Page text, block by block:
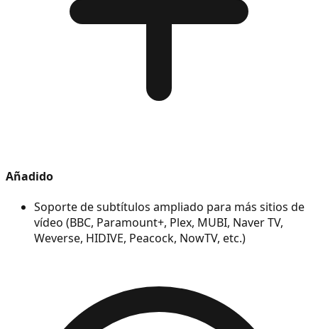
Añadido
Soporte de subtítulos ampliado para más sitios de
vídeo (BBC, Paramount+, Plex, MUBI, Naver TV,
Weverse, HIDIVE, Peacock, NowTV, etc.)